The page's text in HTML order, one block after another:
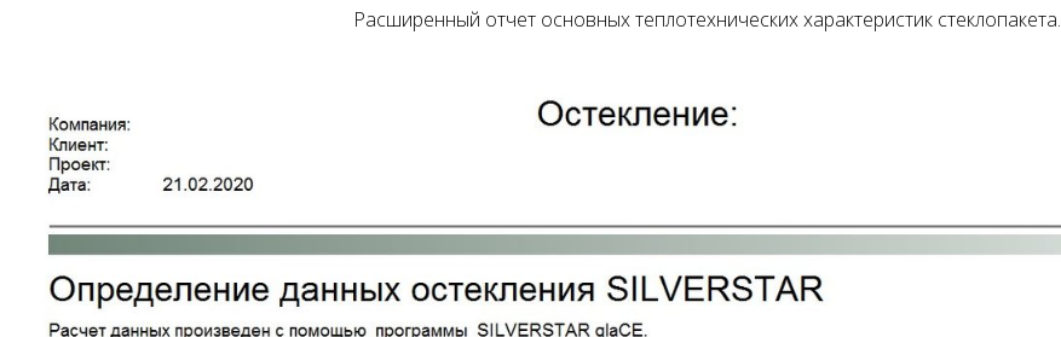
Расширенный отчет основных теплотехнических характеристик стеклопакета.